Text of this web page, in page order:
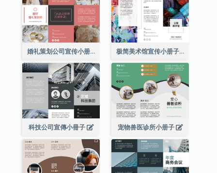
婚礼策划公司宣传小册子 极简美术馆宣传小册子
科技公司宣傳小冊子 宠物兽医诊所小册子